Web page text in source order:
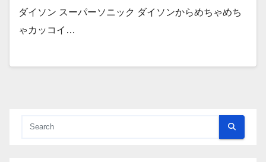
ダイソン スーパーソニック ダイソンからめちゃめち
ゃカッコイ…